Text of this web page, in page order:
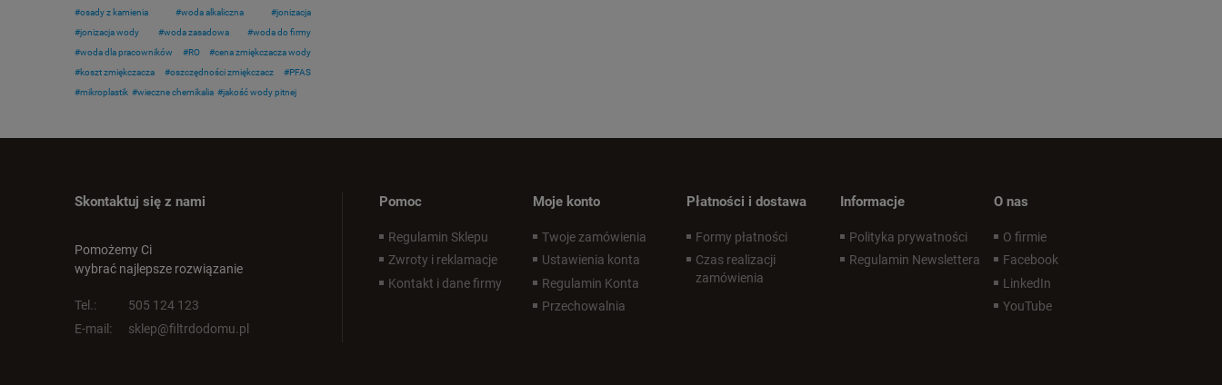
osady z kamienia
woda alkaliczna
jonizacja
jonizacja wody
woda zasadowa
woda do firmy
woda dla pracowników
RO
cena zmiękczacza wody
koszt zmiękczacza
oszczędności zmiękczacz
PFAS
mikroplastik
wieczne chemikalia jakość wody pitnej
Skontaktuj się z nami
Pomożemy Ci
wybrać najlepsze rozwiązanie
Tel.:
505 124 123
E-mail:
sklep@filtrdodomu.pl
Pomoc
Regulamin Sklepu
Zwroty i reklamacje
Kontakt i dane firmy
Moje konto
Twoje zamówienia
Ustawienia konta
Regulamin Konta
Przechowalnia
Płatności i dostawa
Formy płatności
Czas realizacji
zamówienia
Informacje
Polityka prywatności
Regulamin Newslettera
O nas
O firmie
Facebook
LinkedIn
YouTube